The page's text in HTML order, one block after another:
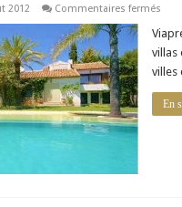
2012 Commentaires ferméssur
Real
Estate
:
et
de
villas
villes
En